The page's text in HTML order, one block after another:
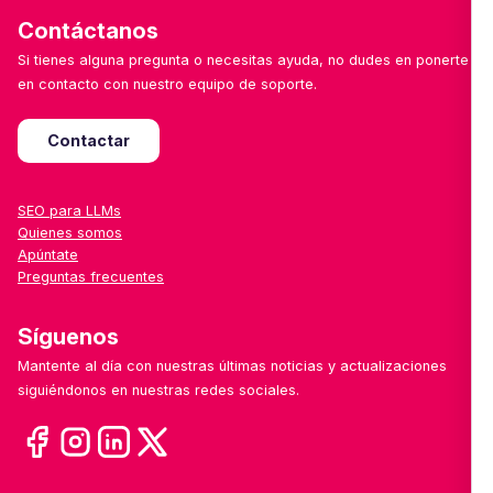
Contáctanos
Si tienes alguna pregunta o necesitas ayuda, no dudes en ponerte
en contacto con nuestro equipo de soporte.
Contactar
SEO para LLMs
Quienes somos
Apúntate
Preguntas frecuentes
Síguenos
Mantente al día con nuestras últimas noticias y actualizaciones
siguiéndonos en nuestras redes sociales.